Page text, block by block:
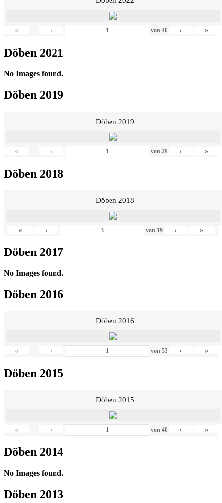
« ‹ von 40 › »
Döben 2021
No Images found.
Döben 2019
Döben 2019
« ‹ von 29 › »
Döben 2018
Döben 2018
« ‹ von 19 › »
Döben 2017
No Images found.
Döben 2016
Döben 2016
« ‹ von 53 › »
Döben 2015
Döben 2015
« ‹ von 40 › »
Döben 2014
No Images found.
Döben 2013